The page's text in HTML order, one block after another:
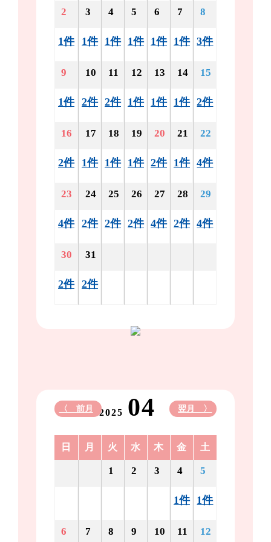
2
1件
3
1件
4
1件
5
1件
6
1件
7
1件
8
3件
9
1件
10
2件
11
2件
12
1件
13
1件
14
1件
15
2件
16
2件
17
1件
18
1件
19
1件
20
2件
21
1件
22
4件
23
4件
24
2件
25
2件
26
2件
27
4件
28
2件
29
4件
30
2件
31
2件
2025 04
〈 前月 翌月 〉
日 月 火 水 木 金 土
1 2 3 4
1件
5
1件
6 7 8 9 10 11 12